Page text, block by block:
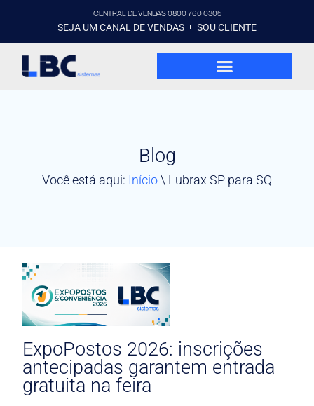
CENTRAL DE VENDAS 0800 760 0305
SEJA UM CANAL DE VENDAS SOU CLIENTE
Blog
Você está aqui: Início\ Lubrax SP para SQ
ExpoPostos 2026: inscrições
antecipadas garantem entrada
gratuita na feira